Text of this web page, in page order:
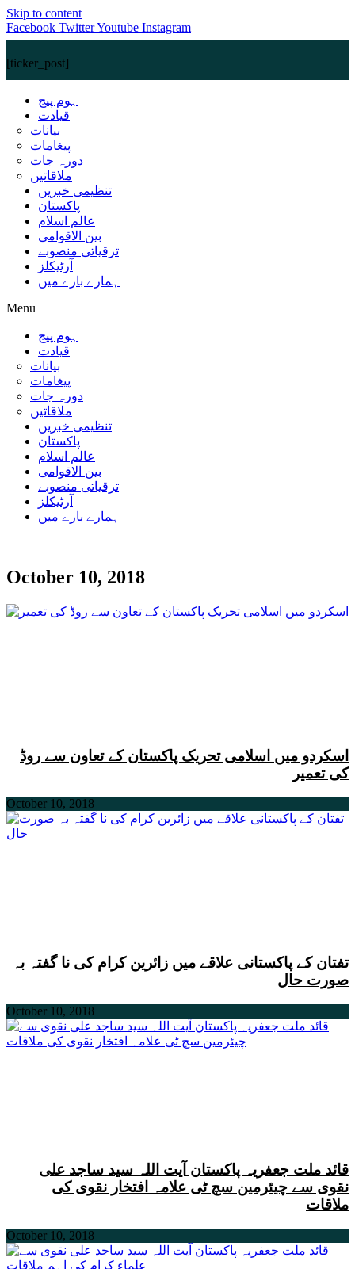
Skip to content
Facebook TwitterYoutube Instagram
[ticker_post]
ہوم پیج
قیادت
بیانات
پیغامات
دورہ جات
ملاقاتیں
تنظیمی خبریں
پاکستان
عالم اسلام
بین الاقوامی
ترقیاتی منصوبے
آرٹیکلز
ہمارے بارے میں
Menu
ہوم پیج
قیادت
بیانات
پیغامات
دورہ جات
ملاقاتیں
تنظیمی خبریں
پاکستان
عالم اسلام
بین الاقوامی
ترقیاتی منصوبے
آرٹیکلز
ہمارے بارے میں
October 10, 2018
اسکردو میں اسلامی تحریک پاکستان کے تعاون سے روڈ
کی تعمیر
October 10, 2018
تفتان کے پاکستانی علاقے میں زائرین کرام کی نا گفتہ بہ
صورت حال
October 10, 2018
قائد ملت جعفریہ پاکستان آیت اللہ سید ساجد علی
نقوی سے چیئرمین سچ ٹی علامہ افتخار نقوی کی
ملاقات
October 10, 2018